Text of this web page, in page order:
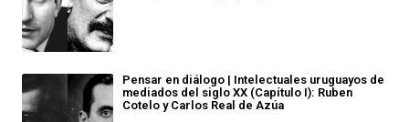
Pensar en diálogo | Intelectuales uruguayos de
mediados del siglo XX (Capítulo I): Ruben
Cotelo y Carlos Real de Azúa